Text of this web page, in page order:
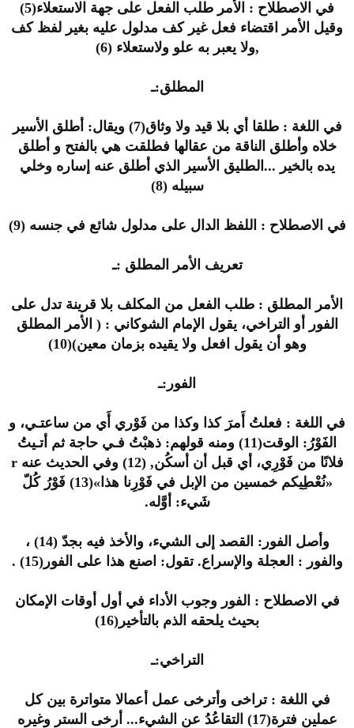
في الاصطلاح : الأمر طلب الفعل على جهة الاستعلاء(5)
وقيل الأمر اقتضاء فعل غير كف مدلول عليه بغير لفظ كف
,ولا يعبر به علو ولاستعلاء (6)
المطلق:ـ
في اللغة : طلقا أي بلا قيد ولا وثاق(7) ويقال: أطلق الأسير
خلاه وأطلق الناقة من عقالها فطلقت هي بالفتح و أطلق
يده بالخير ...الطليق الأسير الذي أطلق عنه إساره وخلي
سبيله (8)
في الاصطلاح : اللفظ الدال على مدلول شائع في جنسه (9)
تعريف الأمر المطلق :ـ
الأمر المطلق : طلب الفعل من المكلف بلا قرينة تدل على
الفور أو التراخي، يقول الإمام الشوكاني : ( الأمر المطلق
وهو أن يقول افعل ولا يقيده بزمان معين)(10)
الفور:ـ
في اللغة : فعلتُ أَمرَ كذا وكذا من فَوْري أَي من ساعتـي، و
الفَوْرُ: الوقت(11) ومنه قولهم: ذهبْتُ فـي حاجة ثم أتـيتُ
فلانًا من فَوْرِي، أي قبل أن أسكُن, (12) وفي الحديث عنه r
«نُعْطِيكم خمسين من الإبل في فَوْرِنا هذا»(13) فَوْرُ كُلّ
شَيء: أوَّله.
وأصل الفور: القصد إلى الشيء، والأخذ فيه بجدّ (14) ،
والفور : العجلة والإسراع. تقول: اصنع هذا على الفور(15) .
في الاصطلاح : الفور وجوب الأداء في أول أوقات الإمكان
بحيث يلحقه الذم بالتأخير(16)
التراخي:ـ
في اللغة : تراخى وأترخى عمل أعمالا متواترة بين كل
عملين فترة(17) التقاعُدُ عن الشيء... أرخى الستر وغيره